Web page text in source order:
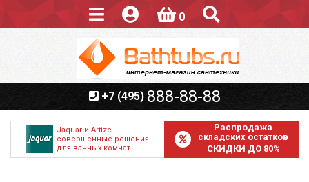
0
+7 (495) 888-88-88
Распродажа
складских остатков
СКИДКИ ДО 80%
Jaquar и Artize -
совершенные решения
для ванных комнат